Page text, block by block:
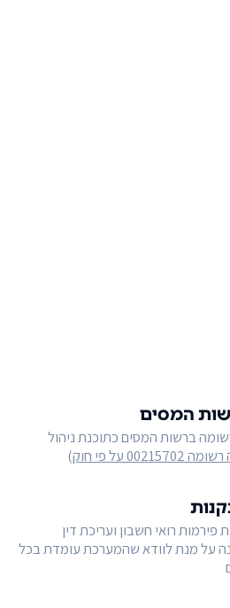
המסים
ברשות המסים כתוכנת ניהול
על פי חוק )
רואי חשבון ועריכת דין
על מנת לוודא שהמערכת עומדת בכל